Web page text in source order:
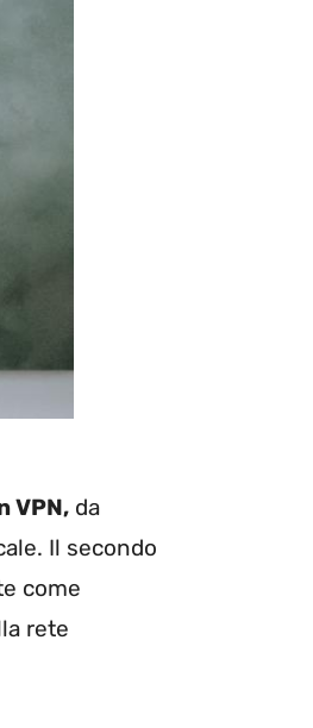
VPN, da
Il secondo
come
rete